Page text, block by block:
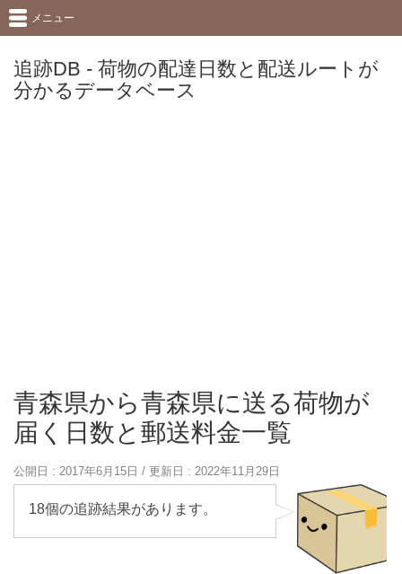
追跡DB - 荷物の配達日数と配送ルートが
分かるデータベース
メニュー
青森県から青森県に送る荷物が
届く日数と郵送料金一覧
公開日 : 2017年6月15日 / 更新日 : 2022年11月29日
18個の追跡結果があります。